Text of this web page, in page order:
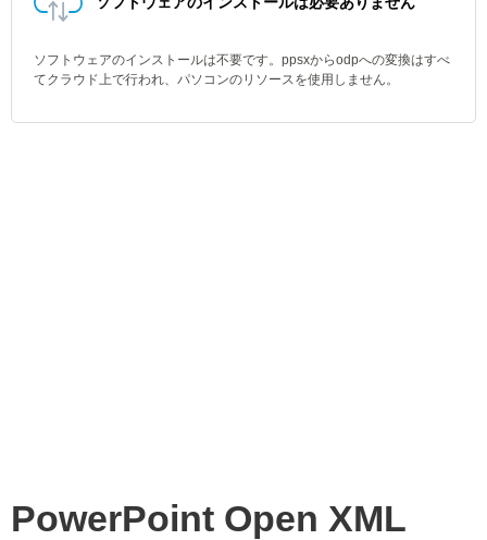
ソフトウェアのインストールは不要です。ppsxからodpへの変換はすべ
てクラウド上で行われ、パソコンのリソースを使用しません。
PowerPoint Open XML